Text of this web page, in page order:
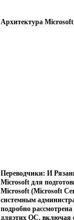
Архитектура
Переводчики: И
Microsoft для
Microsoft (Microsoft
системным
подробно
дляэтих ОС, включая